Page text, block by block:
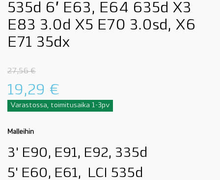
535d 6′ E63, E64 635d X3
E83 3.0d X5 E70 3.0sd, X6
E71 35dx
27,56€
19,29 €
Varastossa, toimitusaika 1-3pv
Malleihin
3' E90, E91, E92, 335d
5' E60, E61, LCI 535d